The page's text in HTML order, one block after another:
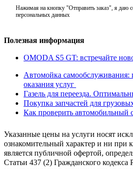
Нажимая на кнопку "Отправить заказ", я даю
персональных данных
Полезная информация
OMODA S5 GT: встречайте
Автомойка самообслуживания:
оказания услуг
Газель для переезда.
Покупка запчастей для
Как проверить автомобильный
Указанные цены на услуги носят
ознакомительный характер и ни при
является публичной офертой,
Статьи 437 (2) Гражданского